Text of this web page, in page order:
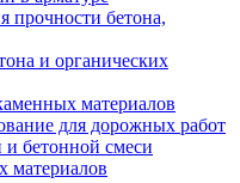
прочности бетона,
и органических
материалов
для дорожных работ
бетонной смеси
материалов